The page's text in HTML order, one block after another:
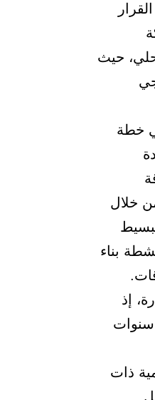
هذا القرار
حيث
خطة
خلال
بناء
إذ
الثلاث سنوات
ذات